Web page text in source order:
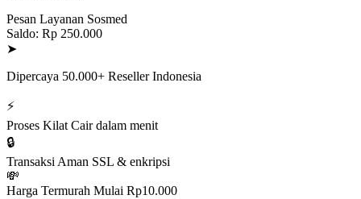
Pesan Layanan Sosmed
Saldo: Rp 250.000
➤
Dipercaya 50.000+ Reseller Indonesia
⚡
Proses Kilat Cair dalam menit
🔒
Transaksi Aman SSL & enkripsi
💸
Harga Termurah Mulai Rp10.000